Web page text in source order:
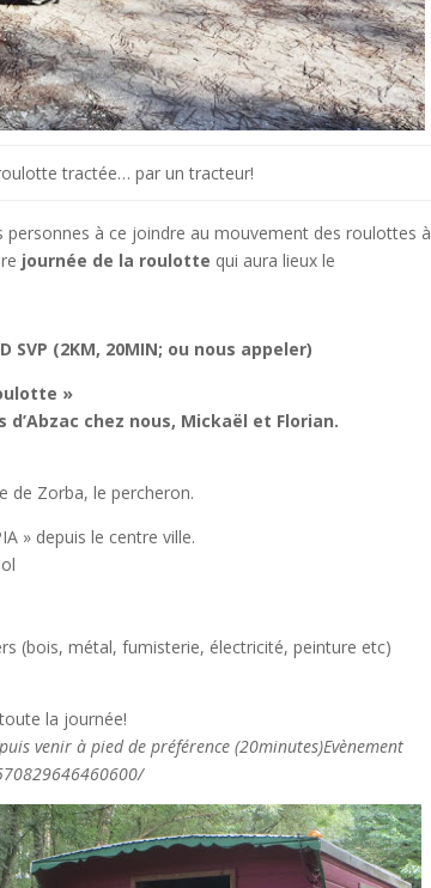
tractée… par un tracteur!
personnes à ce joindre au mouvement des roulottes à
journée de la roulotte qui aura lieux le
SVP (2KM, 20MIN; ou nous appeler)
»
d’Abzac chez nous, Mickaël et Florian.
de Zorba, le percheron.
» depuis le centre ville.
(bois, métal, fumisterie, électricité, peinture etc)
la journée!
venir à pied de préférence (20minutes)Evènement